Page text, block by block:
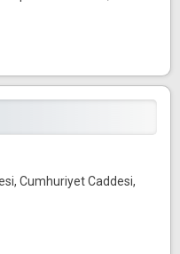
Instagram
Youtube
Cumhuriyet Caddesi,